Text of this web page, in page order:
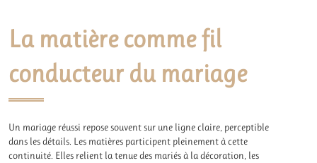
La matière comme fil
conducteur du mariage
Un mariage réussi repose souvent sur une ligne claire, perceptible
dans les détails. Les matières participent pleinement à cette
continuité. Elles relient la tenue des mariés à la décoration, les